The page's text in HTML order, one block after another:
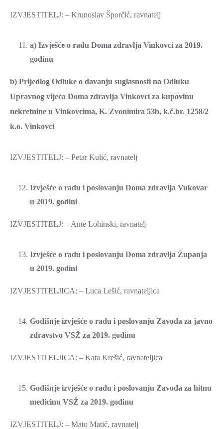
IZVJESTITELJ: – Krunoslav Šporčić, ravnatelj
a) Izvješće o radu Doma zdravlja Vinkovci za 2019.
godinu
b) Prijedlog Odluke o davanju suglasnosti na Odluku
Upravnog vijeća Doma zdravlja Vinkovci za kupovinu
nekretnine u Vinkovcima, K. Zvonimira 53b, k.č.br. 1258/2
k.o. Vinkovci
IZVJESTITELJ: – Petar Kulić, ravnatelj
Izvješće o radu i poslovanju Doma zdravlja Vukovar
u 2019. godini
IZVJESTITELJ: – Ante Lohinski, ravnatelj
Izvješće o radu i poslovanju Doma zdravlja Županja
u 2019. godini
IZVJESTITELJICA: – Luca Lešić, ravnateljica
Godišnje izvješće o radu i poslovanju Zavoda za javno
zdravstvo VSŽ za 2019. godinu
IZVJESTITELJICA: – Kata Krešić, ravnateljica
Godišnje izvješće o radu i poslovanju Zavoda za hitnu
medicinu VSŽ za 2019. godinu
IZVJESTITELJ: – Mato Matić, ravnatelj